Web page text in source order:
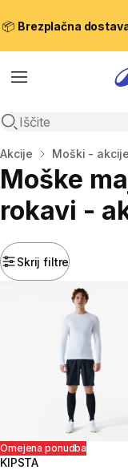
📦 Brezplačna
Meni
Odpri iskanje
Domov
Akcije Moški - akcije
Moške
rokavi -
Skrij filtre
Omejena ponudba
KIPSTA